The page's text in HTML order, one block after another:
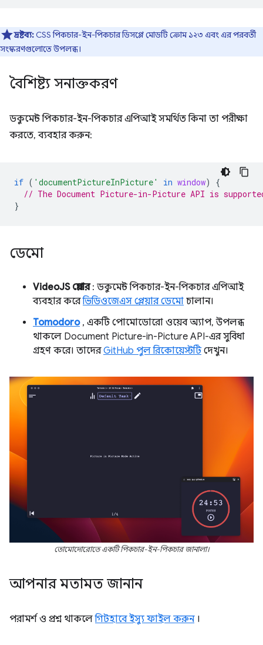
দ্রষ্টব্য: CSS পিকচার-ইন-পিকচার ডিসপ্লে মোডটি ক্রোম ১২৩ এবং এর পরবর্তী
সংস্করণগুলোতে উপলব্ধ।
বৈশিষ্ট্য সনাক্তকরণ
ডকুমেন্ট পিকচার-ইন-পিকচার এপিআই সমর্থিত কিনা তা পরীক্ষা
করতে, ব্যবহার করুন:
if ( 'documentPictureInPicture' in window)
{
// The Document Picture-in-Picture API is
}
ডেমো
VideoJS প্লেয়ার: ডকুমেন্ট পিকচার-ইন-পিকচার এপিআই
ব্যবহার করেভিডিওজেএস প্লেয়ার ডেমো চালান।
Tomodoro, একটি পোমোডোরো ওয়েব অ্যাপ, উপলব্ধ
থাকলে Document Picture-in-Picture API-এর সুবিধা
গ্রহণ করে। তাদেরGitHub পুল রিকোয়েস্টটিদেখুন।
তোমোদোরোতে একটি পিকচার-ইন-পিকচার জানালা।
আপনার মতামত জানান
পরামর্শ ও প্রশ্ন থাকলেগিটহাবে ইস্যু ফাইল করুন।